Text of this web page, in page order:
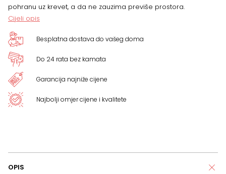
pohranu uz krevet, a da ne zauzima previše prostora.
Cijeli opis
Besplatna dostava do vašeg doma
Do 24 rata bez kamata
Garancija najniže cijene
Najbolji omjer cijene i kvalitete
OPIS